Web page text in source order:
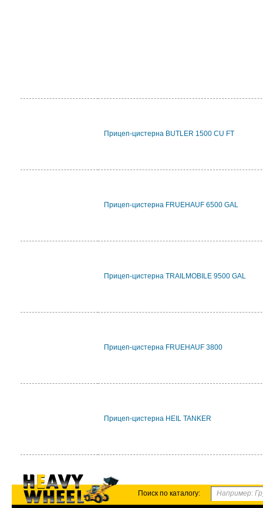
Прицеп-цистерна BUTLER 1500 CU FT
Прицеп-цистерна FRUEHAUF 6500 GAL
Прицеп-цистерна TRAILMOBILE 9500 GAL
Прицеп-цистерна FRUEHAUF 3800
Прицеп-цистерна HEIL TANKER
Поиск по каталогу: